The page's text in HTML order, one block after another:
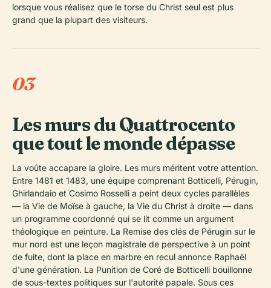
lorsque vous réalisez que le torse du Christ seul est plus
grand que la plupart des visiteurs.
03
Les murs du Quattrocento
que tout le monde dépasse
La voûte accapare la gloire. Les murs méritent votre attention.
Entre 1481 et 1483, une équipe comprenant Botticelli, Pérugin,
Ghirlandaio et Cosimo Rosselli a peint deux cycles parallèles
— la Vie de Moïse à gauche, la Vie du Christ à droite — dans
un programme coordonné qui se lit comme un argument
théologique en peinture. La Remise des clés de Pérugin sur le
mur nord est une leçon magistrale de perspective à un point
de fuite, dont la place en marbre en recul annonce Raphaël
d'une génération. La Punition de Coré de Botticelli bouillonne
de sous-textes politiques sur l'autorité papale. Sous ces